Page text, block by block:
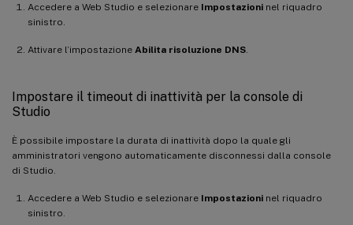
Accedere a Web Studio e selezionare Impostazioni nel riquadro
sinistro.
Attivare l’impostazione Abilita risoluzione DNS
Impostare il timeout di inattività per la console di
Studio
È possibile impostare la durata di inattività dopo la quale gli
amministratori vengono automaticamente disconnessi dalla console
di Studio.
Accedere a Web Studio e selezionare Impostazioni nel riquadro
sinistro.